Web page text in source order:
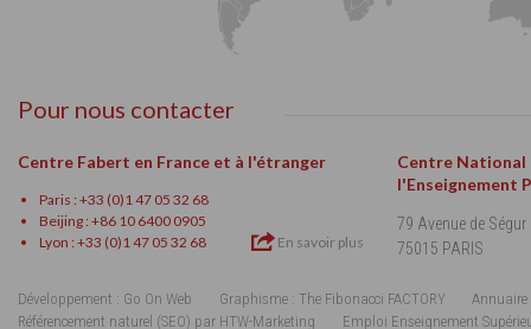
Pour nous contacter
Centre Fabert en France et à l'étranger
Paris : +33 (0)1 47 05 32 68
Beijing : +86 10 6400 0905
Lyon : +33 (0)1 47 05 32 68
En savoir plus
Centre National
l'Enseignement
79 Avenue de Ségur
75015 PARIS
Développement : Go On Web Graphisme : The Fibonacci FACTORY
Annuaire
Référencement naturel (SEO) par HTW-Marketing
Emploi Enseignement